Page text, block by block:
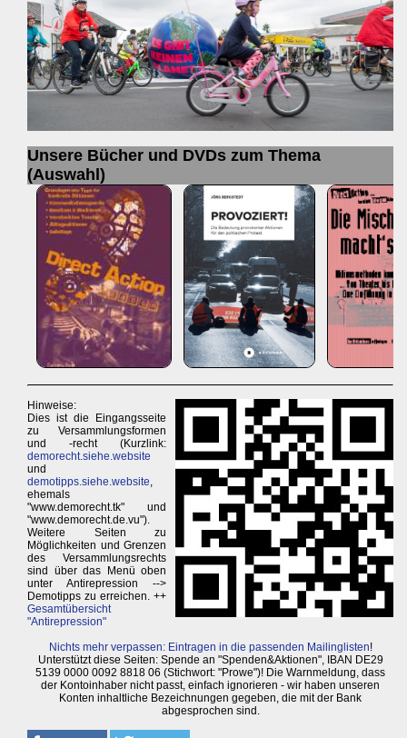
Unsere Bücher und DVDs zum Thema
(Auswahl)
Hinweise:
Dies ist die Eingangsseite
zu Versammlungsformen
und -recht (Kurzlink:
demorecht.siehe.website
und
demotipps.siehe.website
ehemals
"www.demorecht.tk" und
"www.demorecht.de.vu").
Weitere Seiten zu
Möglichkeiten und Grenzen
des Versammlungsrechts
sind über das Menü oben
unter Antirepression -->
Demotipps zu erreichen. ++
Gesamtübersicht
"Antirepression"
Nichts mehr verpassen: Eintragen in die passenden Mailinglisten!
Unterstützt diese Seiten: Spende an "Spenden&Aktionen", IBAN DE29
5139 0000 0092 8818 06 (Stichwort: "Prowe")! Die Warnmeldung, dass
der Kontoinhaber nicht passt, einfach ignorieren - wir haben unseren
Konten inhaltliche Bezeichnungen gegeben, die mit der Bank
abgesprochen sind.